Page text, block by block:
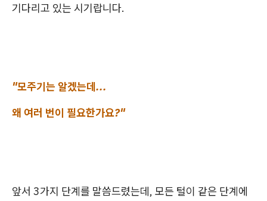
기다리고 있는 시기랍니다.
"모주기는 알겠는데...
왜 여러 번이 필요한가요?"
앞서 3가지 단계를 말씀드렸는데, 모든 털이 같은 단계에